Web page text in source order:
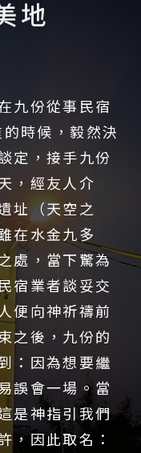
地
九份從事民宿
時候，毅然決
定，接手九份
，經友人介
址（天空之
在水金九多
處，當下驚為
宿業者談妥交
便向神祈禱前
之後，九份的
：因為想要繼
誤會一場。當
是神指引我們
，因此取名：